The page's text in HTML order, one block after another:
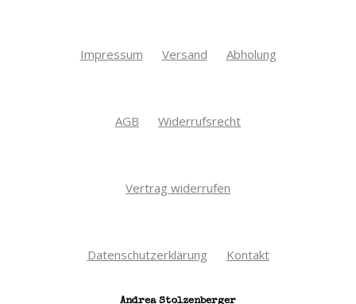
Impressum Versand Abholung
AGB Widerrufsrecht
Vertrag widerrufen
Datenschutzerklärung Kontakt
Andrea Stolzenberger